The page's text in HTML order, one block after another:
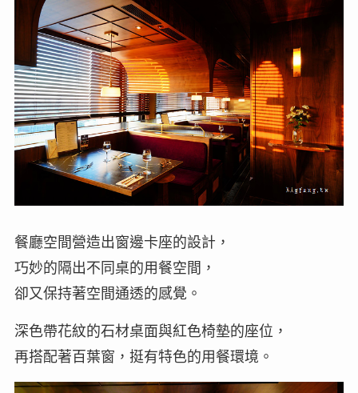
餐廳空間營造出窗邊卡座的設計，
巧妙的隔出不同桌的用餐空間，
卻又保持著空間通透的感覺。
深色帶花紋的石材桌面與紅色椅墊的座位，
再搭配著百葉窗，挺有特色的用餐環境。